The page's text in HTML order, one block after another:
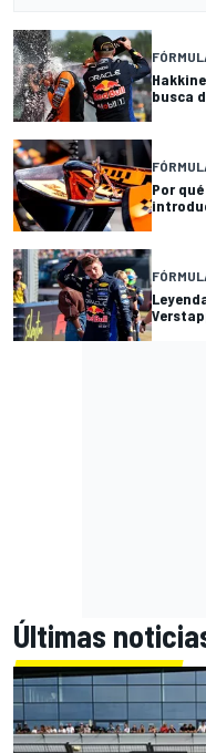
busca
Por
Últimas